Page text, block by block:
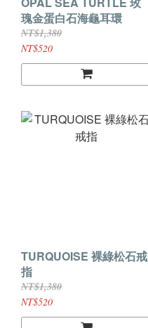
瑰金蛋白石海龜耳環
NT$1,380
NT$520
TURQUOISE 裸綠松石戒
指
NT$1,380
NT$520